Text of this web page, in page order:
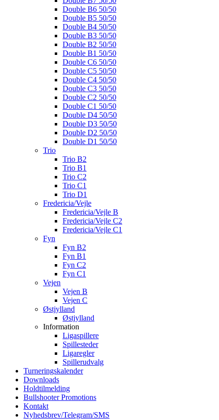
Double B6 50/50
Double B5 50/50
Double B4 50/50
Double B3 50/50
Double B2 50/50
Double B1 50/50
Double C6 50/50
Double C5 50/50
Double C4 50/50
Double C3 50/50
Double C2 50/50
Double C1 50/50
Double D4 50/50
Double D3 50/50
Double D2 50/50
Double D1 50/50
Trio
Trio B2
Trio B1
Trio C2
Trio C1
Trio D1
Fredericia/Vejle
Fredericia/Vejle B
Fredericia/Vejle C2
Fredericia/Vejle C1
Fyn
Fyn B2
Fyn B1
Fyn C2
Fyn C1
Vejen
Vejen B
Vejen C
Østjylland
Østjylland
Information
Ligaspillere
Spillesteder
Ligaregler
Spillerudvalg
Turneringskalender
Downloads
Holdtilmelding
Bullshooter Promotions
Kontakt
Nyhedsbrev/Telegram/SMS